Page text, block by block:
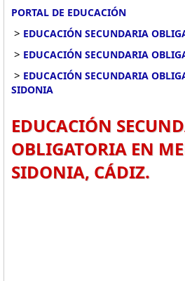
PORTAL DE EDUCACIÓN
> EDUCACIÓN SECUNDARIA
> EDUCACIÓN SECUNDARIA
> EDUCACIÓN SECUNDARIA
SIDONIA
EDUCACIÓN
OBLIGATORIA EN
SIDONIA, CÁDIZ.